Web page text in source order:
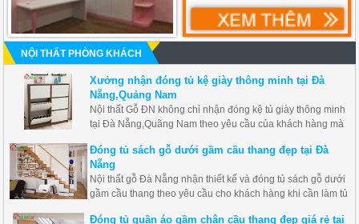
NỘI THẤT PHÒNG KHÁCH
Xưởng nhận đóng tủ kệ giày thông minh tại Đà
Nẵng,Quảng Nam
Nội thất Gỗ ĐN không chỉ nhận đóng kệ tủ giày thông minh
tại Đà Nẵng,Quãng Nam theo yêu cầu của khách hàng mà
gian gia đình khác nhau.
Đóng tủ sách gỗ dưới gầm cầu thang đẹp tại Đà
Nẵng
Nội thất gỗ Đà Nẵng nhận thiết kế và đóng tủ sách gỗ dưới
gầm cầu thang theo yêu cầu cho khách hàng khi cần làm tủ
Đóng tủ quần áo gầm chân cầu thang đẹp giá rẻ tại